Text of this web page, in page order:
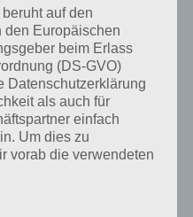
Teilen auf Facebook
auf den
den Europäischen
beim Erlass
(DS-GVO)
Datenschutzerklärung
als auch für
einfach
Um dies zu
vorab die verwendeten